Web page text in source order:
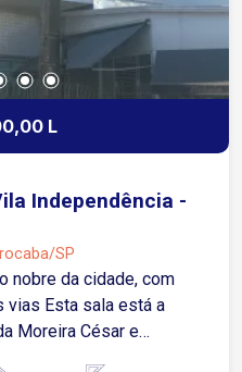
L
Independência -
SP
nobre da cidade, com
está a
Moreira César e